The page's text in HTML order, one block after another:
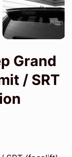
Grand
/ SRT